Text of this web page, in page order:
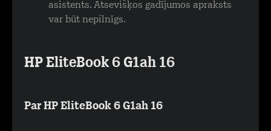
asistents. Atsevišķos gadījumos apraksts
var būt nepilnīgs.
HP EliteBook 6 G1ah 16
Par HP EliteBook 6 G1ah 16